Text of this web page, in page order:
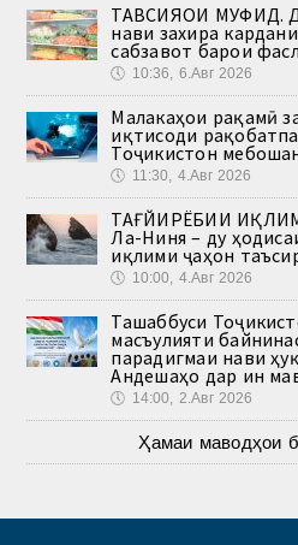
ТАВСИЯҲОИ МУФИД.
нави захира
сабзавот барои
🕔 10:36, 6.Авг 2026
Малакаҳои рақамӣ
иқтисоди
Тоҷикистон
🕔 11:30, 4.Авг 2026
ТАҒЙИРЁБИИ
Ла-Ниня – ду
иқлими ҷаҳон
🕔 10:00, 4.Авг 2026
Ташаббуси
масъулияти
парадигмаи нави
Андешаҳо дар ин
🕔 14:00, 2.Авг 2026
Ҳамаи маводҳои